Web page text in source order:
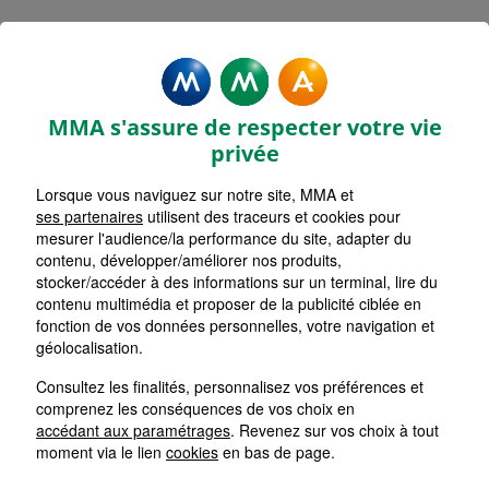
CHATEAU GOMBERT
Accueil
Assurance Provence-Alpes-Côte d'Azur
Assurance Bouches-du-Rhône (13)
MMA s'assure de respecter votre vie
privée
Lorsque vous naviguez sur notre site, MMA et
ses partenaires utilisent des traceurs et cookies pour
mesurer l'audience/la performance du site, adapter du
contenu, développer/améliorer nos produits,
stocker/accéder à des informations sur un terminal, lire du
contenu multimédia et proposer de la publicité ciblée en
fonction de vos données personnelles, votre navigation et
géolocalisation.
Consultez les finalités, personnalisez vos préférences et
comprenez les conséquences de vos choix en
accédant aux paramétrages. Revenez sur vos choix à tout
moment via le lien cookies en bas de page.